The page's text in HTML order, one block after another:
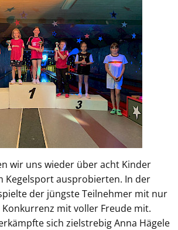
wir uns wieder über acht Kinder
Kegelsport ausprobierten. In der
der jüngste Teilnehmer mit nur
Konkurrenz mit voller Freude mit.
sich zielstrebig Anna Hägele